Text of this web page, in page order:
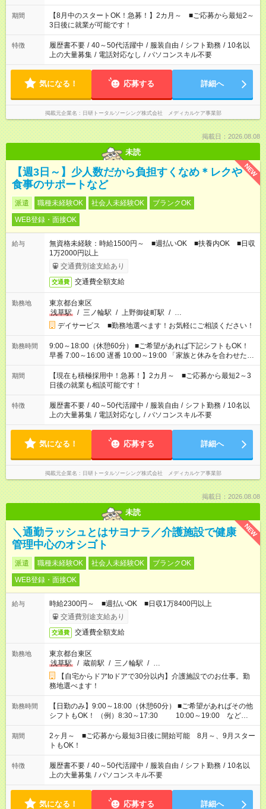
と休みを合わせたい」 「余裕を持って夕飯の準備がしたい」
「できれば残業はしたくない」 など、ご希望を教えてください
ね。 ※Wワーク希望の方へ 今ご覧のお仕事で希望する勤務時間
と、もう1つのお仕事の勤務時間。 合計で週40時間を超える場
合は応募できません。
期間
【8月中のスタートOK！急募！】2カ月～ ■ご応募から最短2～
3日後に就業が可能です！
特徴 履歴書不要 / 40～50代活躍中 / 服装自由 / シフト勤務 / 10名以
上の大量募集 / 電話対応なし / パソコンスキル不要
気になる！ 応募する 詳細へ
掲載元企業名 日研トータルソーシング株式会社 メディカルケア事業部
掲載日：2026.08.08
未読
NEW
【週3日～】少人数だから負担すくなめ＊レクや
食事のサポートなど
派遣 職種未経験OK 社会人未経験OK
ブランクOK
WEB登録・面接OK
給与
無資格未経験：時給1500円～ ■週払いOK ■扶養内OK ■日収
1万2000円以上
交通費別途支給あり
交通費 交通費全額支給
勤務地
東京都台東区
浅草駅
/ 三ノ輪駅 / 上野御徒町駅 / …
デイサービス ■勤務地選べます！お気軽にご相談ください！
勤務時間
9:00～18:00（休憩60分） ■ご希望があれば下記シフトもOK！
早番 7:00～16:00 遅番 10:00～19:00 「家族と休みを合わせた
い」 「余裕を持って夕飯の準備がしたい」 「できれば残業はし
たくない」 など、ご希望を教えてくださいね。 ※Wワーク希望
の方へ 今ご覧のお仕事で希望する勤務時間と、もう1つのお仕事
の勤務時間。 合計で週40時間を超える場合は応募できません。
期間
【現在も積極採用中！急募！】2カ月～ ■ご応募から最短2～3
日後の就業も相談可能です！
特徴 履歴書不要 / 40～50代活躍中 / 服装自由 / シフト勤務 / 10名以
上の大量募集 / 電話対応なし / パソコンスキル不要
気になる！ 応募する 詳細へ
掲載元企業名 日研トータルソーシング株式会社 メディカルケア事業部
掲載日：2026.08.08
未読
NEW
＼通勤ラッシュとはサヨナラ／介護施設で健康
管理中心のオシゴト
派遣 職種未経験OK 社会人未経験OK
ブランクOK
WEB登録・面接OK
給与
時給2300円～ ■週払いOK ■日収1万8400円以上
交通費別途支給あり
交通費 交通費全額支給
勤務地
東京都台東区
浅草駅
/ 蔵前駅 / 三ノ輪駅 / …
【自宅からドアtoドアで30分以内】介護施設でのお仕事。勤
務地選べます！
勤務時間
【日勤のみ】9:00～18:00（休憩60分） ■ご希望があればその他
シフトもOK！ （例）8:30～17:30 10:00～19:00 など
「家族とお休みを合わせたい」 「余裕を持って夕飯の準備がし
たい」 「できれば残業はしたくない」 など、ご希望があれば教
えてくださいね。 ※Wワーク希望の方へ 今ご覧のお仕事で希望
する勤務時間と、もう1つのお仕事の勤務時間。 合計で週40時
間を超える場合は応募できません
期間
2ヶ月～ ■ご応募から最短3日後に開始可能 8月～、9月スター
トもOK！
特徴 履歴書不要 / 40～50代活躍中 / 服装自由 / シフト勤務 / 10名以
上の大量募集 / パソコンスキル不要
気になる！ 応募する 詳細へ